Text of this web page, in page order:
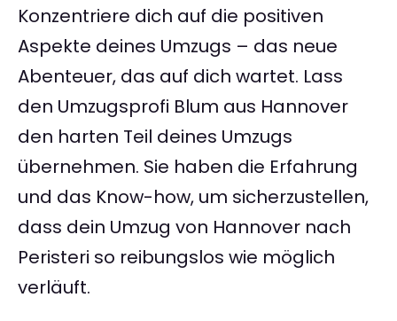
Konzentriere dich auf die positiven
Aspekte deines Umzugs – das neue
Abenteuer, das auf dich wartet. Lass
den Umzugsprofi Blum aus Hannover
den harten Teil deines Umzugs
übernehmen. Sie haben die Erfahrung
und das Know-how, um sicherzustellen,
dass dein Umzug von Hannover nach
Peristeri so reibungslos wie möglich
verläuft.